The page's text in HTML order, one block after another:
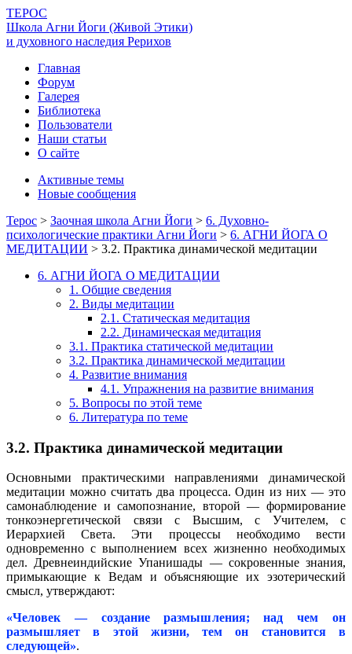
ТЕРОС
Школа Агни Йоги (Живой Этики)
и духовного наследия Рерихов
Главная
Форум
Галерея
Библиотека
Пользователи
Наши статьи
О сайте
Активные темы
Новые сообщения
Терос > Заочная школа Агни Йоги > 6. Духовно-
психологические практики Агни Йоги > 6. АГНИ ЙОГА О
МЕДИТАЦИИ > 3.2. Практика динамической медитации
6. АГНИ ЙОГА О МЕДИТАЦИИ
1. Общие сведения
2. Виды медитации
2.1. Статическая медитация
2.2. Динамическая медитация
3.1. Практика статической медитации
3.2. Практика динамической медитации
4. Развитие внимания
4.1. Упражнения на развитие внимания
5. Вопросы по этой теме
6. Литература по теме
3.2. Практика динамической медитации
Основными практическими направлениями динамической
медитации можно считать два процесса. Один из них — это
самонаблюдение и самопознание, второй — формирование
тонкоэнергетической связи с Высшим, с Учителем, с
Иерархией Света. Эти процессы необходимо вести
одновременно с выполнением всех жизненно необходимых
дел. Древнеиндийские Упанишады — сокровенные знания,
примыкающие к Ведам и объясняющие их эзотерический
смысл, утверждают:
«Человек — создание размышления; над чем он
размышляет в этой жизни, тем он становится в
следующей».